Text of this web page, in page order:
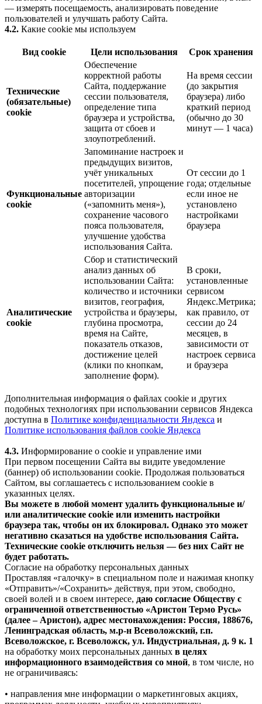
— измерять посещаемость, анализировать поведение
пользователей и улучшать работу Сайта.
4.2. Какие cookie мы используем
Вид cookie Цели использования Срок хранения
Технические
(обязательные)
cookie
Обеспечение
корректной работы
Сайта, поддержание
сессии пользователя,
определение типа
браузера и устройства,
защита от сбоев и
злоупотреблений.
На время сессии
(до закрытия
браузера) либо
краткий период
(обычно до 30
минут — 1 часа)
Функциональные
cookie
Запоминание настроек и
предыдущих визитов,
учёт уникальных
посетителей, упрощение
авторизации
(«запомнить меня»),
сохранение часового
пояса пользователя,
улучшение удобства
использования Сайта.
От сессии до 1
года; отдельные
если иное не
установлено
настройками
браузера
Аналитические
cookie
Сбор и статистический
анализ данных об
использовании Сайта:
количество и источники
визитов, география,
устройства и браузеры,
глубина просмотра,
время на Сайте,
показатель отказов,
достижение целей
(клики по кнопкам,
заполнение форм).
В сроки,
установленные
сервисом
Яндекс.Метрика;
как правило, от
сессии до 24
месяцев, в
зависимости от
настроек сервиса
и браузера
Дополнительная информация о файлах cookie и других
подобных технологиях при использовании сервисов Яндекса
доступна в Политике конфиденциальности Яндекса и
Политике использования файлов cookie Яндекса
4.3. Информирование о cookie и управление ими
При первом посещении Сайта вы видите уведомление
(баннер) об использовании cookie. Продолжая пользоваться
Сайтом, вы соглашаетесь с использованием cookie в
указанных целях.
Вы можете в любой момент удалить функциональные и/
или аналитические cookie или изменить настройки
браузера так, чтобы он их блокировал. Однако это может
негативно сказаться на удобстве использования Сайта.
Технические cookie отключить нельзя — без них Сайт не
будет работать.
Согласие на обработку персональных данных
Проставляя «галочку» в специальном поле и нажимая кнопку
«Отправить»/«Сохранить» действуя, при этом, свободно,
своей волей и в своем интересе, даю согласие Обществу с
ограниченной ответственностью «Аристон Термо Русь»
(далее – Аристон), адрес местонахождения: Россия, 188676,
Ленинградская область, м.р-н Всеволожский, г.п.
Всеволожское, г. Всеволожск, ул. Индустриальная, д. 9 к. 1
на обработку моих персональных данных в целях
информационного взаимодействия со мной, в том числе, но
не ограничиваясь:
• направления мне информации о маркетинговых акциях,